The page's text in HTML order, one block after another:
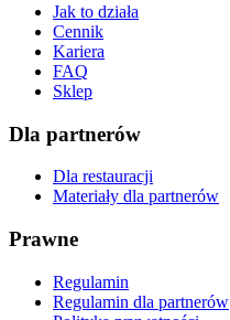
Jak to działa
Cennik
Kariera
FAQ
Sklep
Dla partnerów
Dla restauracji
Materiały dla partnerów
Prawne
Regulamin
Regulamin dla partnerów